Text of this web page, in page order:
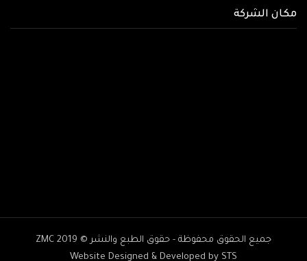
مكان الشركة
جميع الحقوق محفوظة - حقوق الطبع والنشر © ZMC 2019
Website Designed & Developed by STS